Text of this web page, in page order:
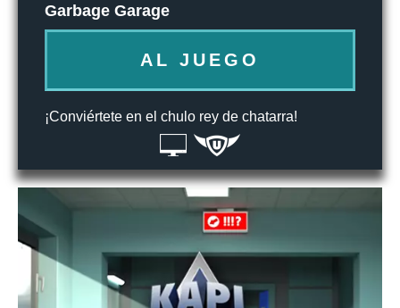
Garbage Garage
AL JUEGO
¡Conviértete en el chulo rey de chatarra!